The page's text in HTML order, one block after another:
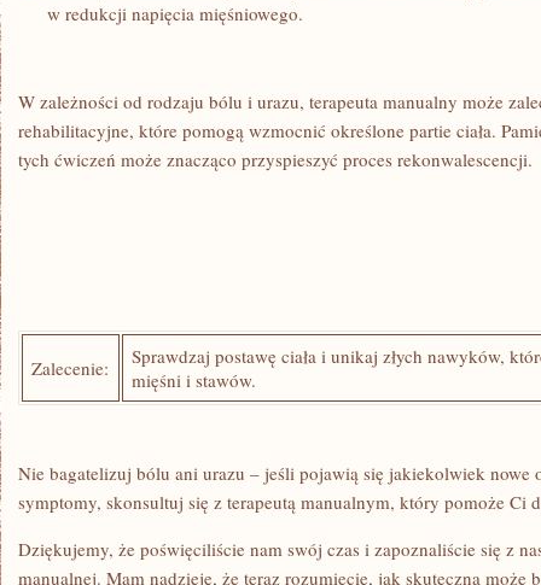
w ​redukcji napięcia mięśniowego.
W zależności od rodzaju ⁢bólu i urazu, ⁤terapeuta⁣ manualny może
⁢rehabilitacyjne, które⁤ pomogą wzmocnić określone partie ciała.
tych ćwiczeń może znacząco przyspieszyć proces rekonwalescencji.
Zalecenie:
Sprawdzaj ‍postawę ciała i unikaj ⁤złych nawyków,⁣
⁢mięśni i stawów.
Nie​ bagatelizuj bólu ani ⁤urazu⁣ – jeśli pojawią ​się jakiekolwiek nowe
symptomy, skonsultuj się ⁤z ‍terapeutą manualnym, który pomoże Ci
Dziękujemy,‌ że poświęciliście nam‍ swój⁣ czas ⁢i zapoznaliście się z
manualnej. Mam nadzieję, że ⁤teraz⁣ rozumiecie, jak‌ skuteczna może